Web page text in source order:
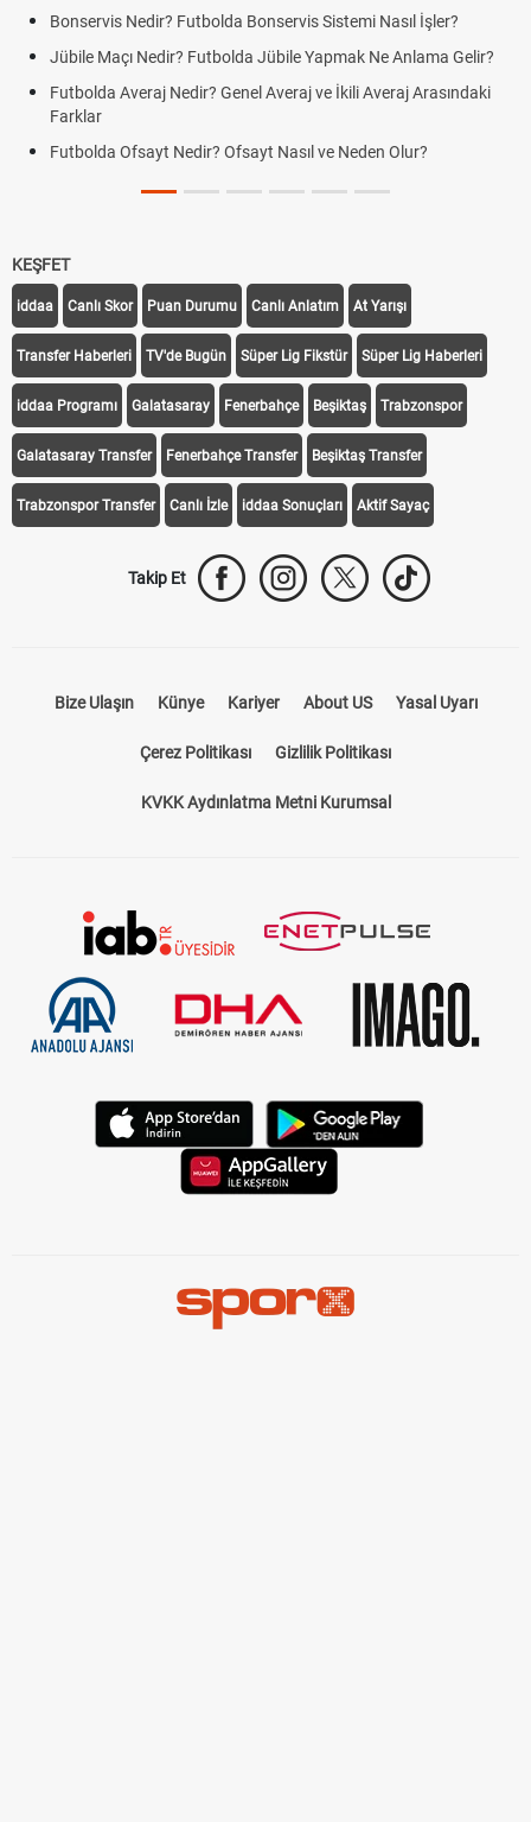
Nedir? Futbolda Bonservis Sistemi Nasıl İşler?
Nedir? Futbolda Jübile Yapmak Ne Anlama Gelir?
Averaj Nedir? Genel Averaj ve İkili Averaj Arasındaki
Ofsayt Nedir? Ofsayt Nasıl ve Neden Olur?
Tarihini
Motorine
KEŞFET
iddaa Canlı Skor Puan Durumu Canlı Anlatım At Yarışı
Transfer Haberleri TV'de Bugün Süper Lig Fikstür Süper Lig Haberleri
iddaa Programı Galatasaray Fenerbahçe Beşiktaş Trabzonspor
Galatasaray Transfer Fenerbahçe Transfer Beşiktaş Transfer
Trabzonspor Transfer Canlı İzle iddaa Sonuçları Aktif Sayaç